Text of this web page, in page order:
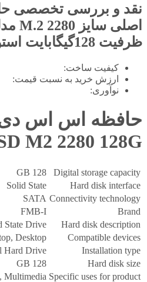
نقد و بررسی تخصصی
ظرفیت 128گیگابایت استوک
کیفیت ساخت:
ارزش خرید به نسبت قیمت:
نوآوری:
M2 2280 128G
Digital storage capacity
128 GB
Hard disk interface
Solid State
Connectivity technology
SATA
Brand
FMB-I
Hard disk description
State Drive
Compatible devices
Desktop
Installation type
Hard Drive
Hard disk size
128 GB
Specific uses for product
Multimedia